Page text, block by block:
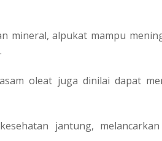
mineral, alpukat mampu
oleat juga dinilai dapat
jantung,